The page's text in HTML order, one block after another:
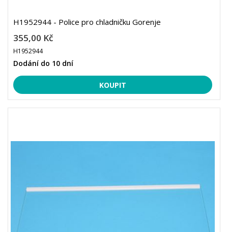
H1952944 - Police pro chladničku Gorenje
355,00 Kč
H1952944
Dodání do 10 dní